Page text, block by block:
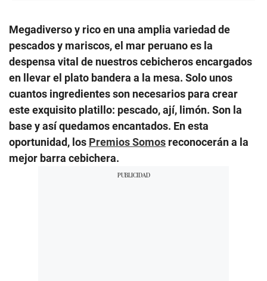
Megadiverso y rico en una amplia variedad de
pescados y mariscos, el mar peruano es la
despensa vital de nuestros cebicheros encargados
en llevar el plato bandera a la mesa. Solo unos
cuantos ingredientes son necesarios para crear
este exquisito platillo: pescado, ají, limón. Son la
base y así quedamos encantados. En esta
oportunidad, los Premios Somos reconocerán a la
mejor barra cebichera.